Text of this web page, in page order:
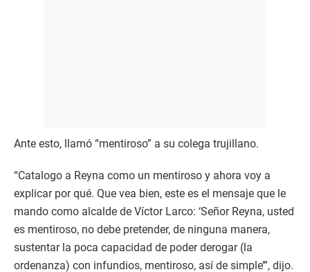
Ante esto, llamó “mentiroso” a su colega trujillano.
“Catalogo a Reyna como un mentiroso y ahora voy a
explicar por qué. Que vea bien, este es el mensaje que le
mando como alcalde de Víctor Larco: ‘Señor Reyna, usted
es mentiroso, no debe pretender, de ninguna manera,
sustentar la poca capacidad de poder derogar (la
ordenanza) con infundios, mentiroso, así de simple’”, dijo.